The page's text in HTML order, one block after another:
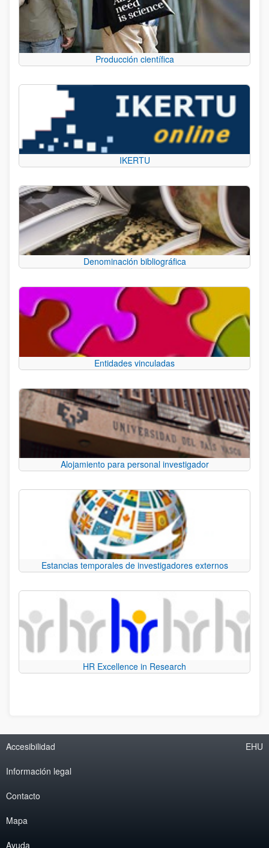
Producción científica
IKERTU
Denominación bibliográfica
Entidades vinculadas
Alojamiento para personal investigador
Estancias temporales de investigadores externos
HR Excellence in Research
Accesibilidad
Información legal
Contacto
Mapa
Ayuda
EHU